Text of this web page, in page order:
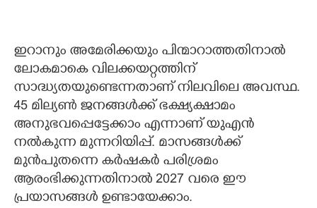
ഇറാനും അമേരിക്കയും പിന്മാറാത്തതിനാൽ
ലോകമാകെ വിലക്കയറ്റത്തിന്
സാദ്ധ്യതയുണ്ടെന്നതാണ് നിലവിലെ അവസ്ഥ.
45 മില്യൺ ജനങ്ങൾക്ക് ഭക്ഷ്യക്ഷാമം
അനുഭവപ്പെട്ടേക്കാം എന്നാണ് യുഎൻ
നൽകുന്ന മുന്നറിയിപ്പ്. മാസങ്ങൾക്ക്
മുൻപുതന്നെ കർഷകർ പരിശ്രമം
ആരംഭിക്കുന്നതിനാൽ 2027 വരെ ഈ
പ്രയാസങ്ങൾ ഉണ്ടായേക്കാം.